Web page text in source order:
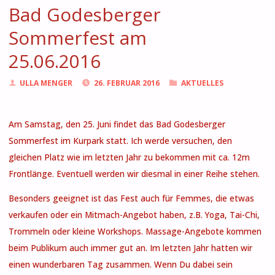
Bad Godesberger
Sommerfest am
25.06.2016
ULLA MENGER 26. FEBRUAR 2016 AKTUELLES
Am Samstag, den 25. Juni findet das Bad Godesberger
Sommerfest im Kurpark statt. Ich werde versuchen, den
gleichen Platz wie im letzten Jahr zu bekommen mit ca. 12m
Frontlänge. Eventuell werden wir diesmal in einer Reihe stehen.
Besonders geeignet ist das Fest auch für Femmes, die etwas
verkaufen oder ein Mitmach-Angebot haben, z.B. Yoga, Tai-Chi,
Trommeln oder kleine Workshops. Massage-Angebote kommen
beim Publikum auch immer gut an. Im letzten Jahr hatten wir
einen wunderbaren Tag zusammen. Wenn Du dabei sein